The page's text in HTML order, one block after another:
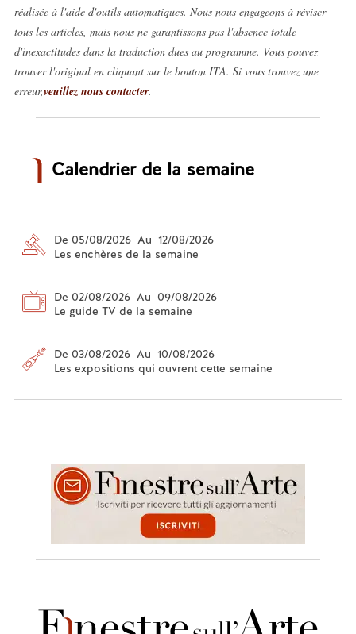
réalisée à l'aide d'outils automatiques. Nous nous engageons à réviser
tous les articles, mais nous ne garantissons pas l'absence totale
d'inexactitudes dans la traduction dues au programme. Vous pouvez
trouver l'original en cliquant sur le bouton ITA. Si vous trouvez une
erreur,veuillez nous contacter.
Calendrier de la semaine
De 05/08/2026 Au 12/08/2026
Les enchères de la semaine
De 02/08/2026 Au 09/08/2026
Le guide TV de la semaine
De 03/08/2026 Au 10/08/2026
Les expositions qui ouvrent cette semaine